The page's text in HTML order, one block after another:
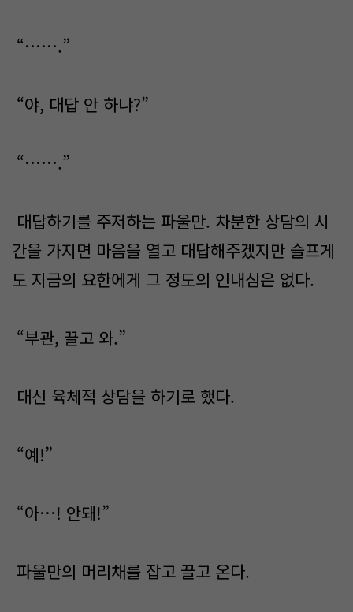
“…….”
“야, 대답 안 하냐?”
“…….”
대답하기를 주저하는 파울만. 차분한 상담의 시
간을 가지면 마음을 열고 대답해주겠지만 슬프게
도 지금의 요한에게 그 정도의 인내심은 없다.
“부관, 끌고 와.”
대신 육체적 상담을 하기로 했다.
“예!”
“아…! 안돼!”
파울만의 머리채를 잡고 끌고 온다.